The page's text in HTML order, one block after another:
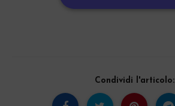
Condividi l'articolo: